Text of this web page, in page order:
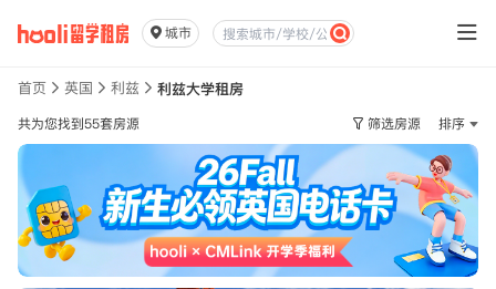
城市
首页 英国 利兹 利兹大学租房
共为您找到55套房源 筛选房源 排序